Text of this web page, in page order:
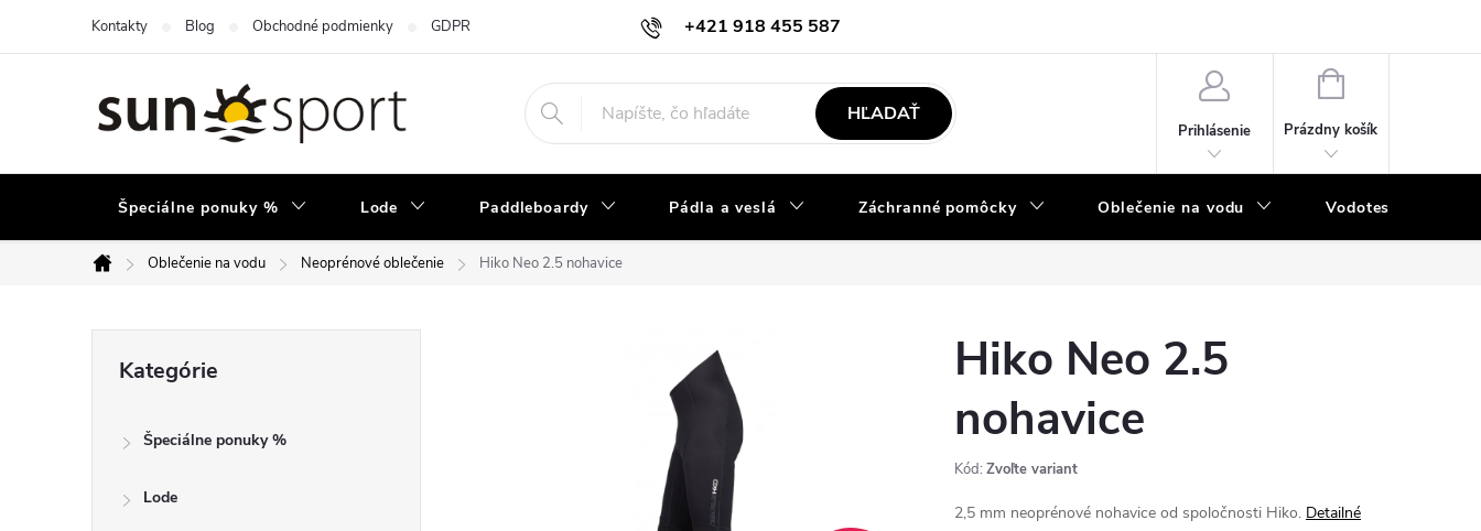
+421 918 455 587
info@vodacky-obchod.sk
Kontakty Blog Obchodné podmienky GDPR
HĽADAŤ
Prihlásenie
NÁKUPNÝ
Prázdny košík
Špeciálne ponuky % Lode Paddleboardy Pádla a veslá Záchranné pomôcky Oblečenie na vodu Vodotesný program
Domov
Oblečenie na vodu Neoprénové oblečenie Hiko Neo 2.5 nohavice
kategórie
Kategórie
Špeciálne ponuky %
Lode
Hiko Neo 2.5
nohavice
Kód: Zvoľte variant
2,5 mm neoprénové nohavice od spoločnosti Hiko. Detailné